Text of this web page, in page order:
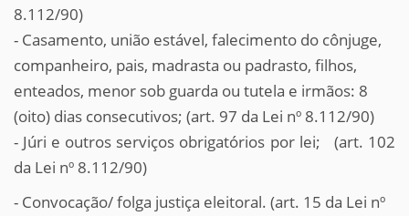
8.112/90)
- Casamento, união estável, falecimento do cônjuge,
companheiro, pais, madrasta ou padrasto, filhos,
enteados, menor sob guarda ou tutela e irmãos: 8
(oito) dias consecutivos; (art. 97 da Lei nº 8.112/90)
- Júri e outros serviços obrigatórios por lei; (art. 102
da Lei nº 8.112/90)
- Convocação/ folga justiça eleitoral. (art. 15 da Lei nº